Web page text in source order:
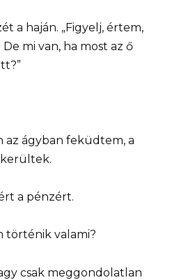
a haján. „Figyelj, értem,
mi van, ha most az ő
az ágyban feküdtem, a
a pénzért.
történik valami?
csak meggondolatlan